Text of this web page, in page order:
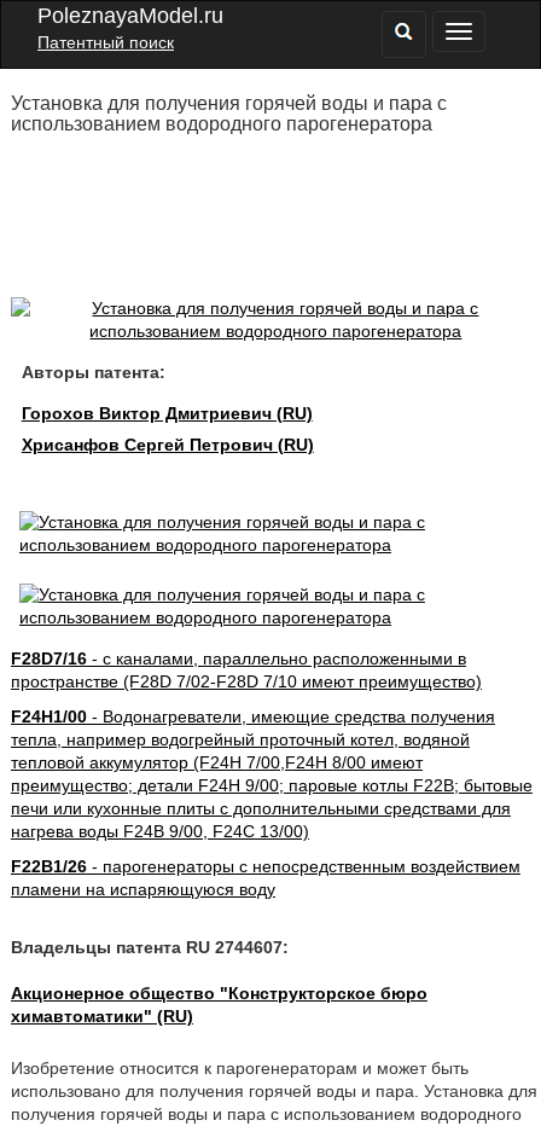
PoleznayaModel.ru
Патентный поиск
Установка для получения горячей воды и пара с
использованием водородного парогенератора
Авторы патента:
Горохов Виктор Дмитриевич (RU)
Хрисанфов Сергей Петрович (RU)
F28D7/16- с каналами, параллельно расположенными в
пространстве (F28D 7/02-F28D 7/10 имеют преимущество)
F24H1/00- Водонагреватели, имеющие средства получения
тепла, например водогрейный проточный котел, водяной
тепловой аккумулятор (F24H 7/00,F24H 8/00 имеют
преимущество; детали F24H 9/00; паровые котлы F22B; бытовые
печи или кухонные плиты с дополнительными средствами для
нагрева воды F24B 9/00, F24C 13/00)
F22B1/26- парогенераторы с непосредственным воздействием
пламени на испаряющуюся воду
Владельцы патента RU 2744607:
Акционерное общество "Конструкторское бюро
химавтоматики" (RU)
Изобретение относится к парогенераторам и может быть
использовано для получения горячей воды и пара. Установка для
получения горячей воды и пара с использованием водородного